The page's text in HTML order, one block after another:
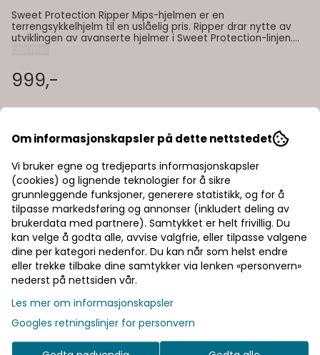
Sweet Protection Ripper Mips-hjelmen er en
terrengsykkelhjelm til en uslåelig pris. Ripper drar nytte av
utviklingen av avanserte hjelmer i Sweet Protection-linjen.
beskyttelse, men likevel optimal ventilasjon. Denne modellen
er utstyrt med Mips, et lavfriksjonslag implementert i hjelmen
Hjelmen kommer i en størrelse som passer hodeomkrets fra
MTB-hjelm til hverdagsbruk Svært ventilert inkludert STACC
999,-
Velg størrelse
Legg i handlekurv
På lager
Rask levering
Fast fraktpris
Kvalitetsprodukter
Om informasjonskapsler på dette nettstedet
Vi bruker egne og tredjeparts informasjonskapsler
(cookies) og lignende teknologier for å sikre
grunnleggende funksjoner, generere statistikk, og for å
tilpasse markedsføring og annonser (inkludert deling av
brukerdata med partnere). Samtykket er helt frivillig. Du
kan velge å godta alle, avvise valgfrie, eller tilpasse valgene
dine per kategori nedenfor. Du kan når som helst endre
eller trekke tilbake dine samtykker via lenken «personvern»
nederst på nettsiden vår.
Les mer om informasjonskapsler
Googles retningslinjer for personvern